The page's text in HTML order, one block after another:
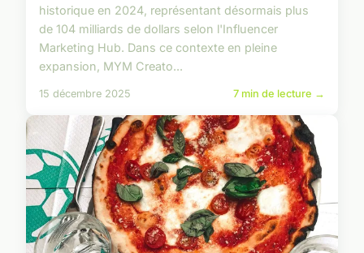
historique en 2024, représentant désormais plus
de 104 milliards de dollars selon l'Influencer
Marketing Hub. Dans ce contexte en pleine
expansion, MYM Creato...
15 décembre 2025 7 min de lecture →